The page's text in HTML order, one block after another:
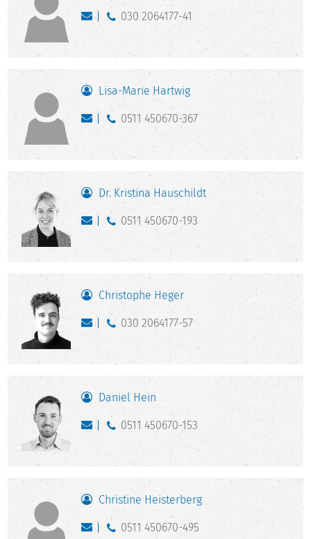
030 2064177-41
Lisa-Marie Hartwig
0511 450670-367
Dr. Kristina Hauschildt
0511 450670-193
Christophe Heger
030 2064177-57
Daniel Hein
0511 450670-153
Christine Heisterberg
0511 450670-495